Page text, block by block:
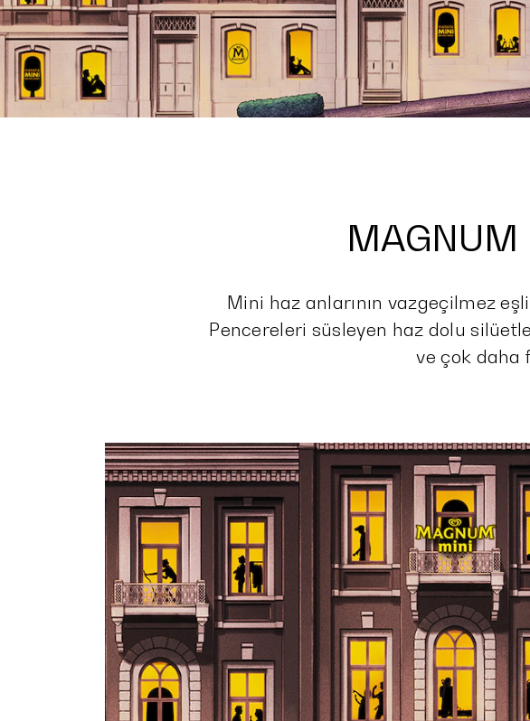
MAGNUM
ILE
MINI
ARASI
MAGNUM
Mini haz anlarının vazgeçilmez
Pencereleri süsleyen haz dolu
ve çok daha